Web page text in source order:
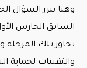
وهنا يبرز السؤال
السابق الحارس
تجاوز تلك
والتقنيات لحماية